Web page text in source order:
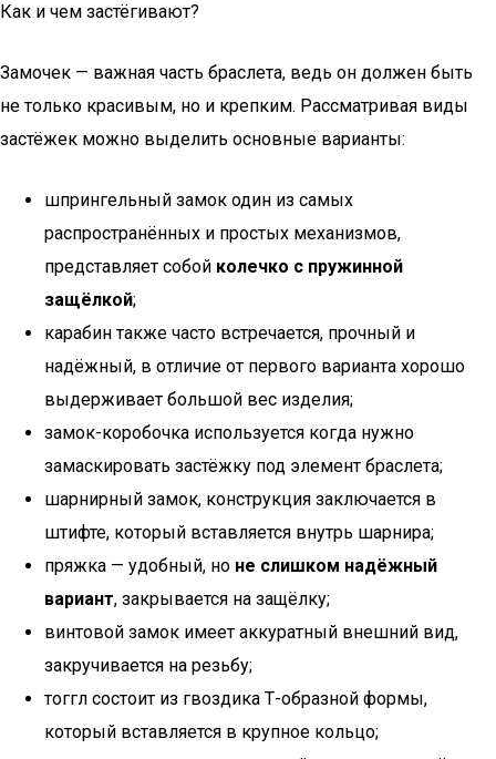
Как и чем застёгивают?
Замочек — важная часть браслета, ведь он должен быть
не только красивым, но и крепким. Рассматривая виды
застёжек можно выделить основные варианты:
шпрингельный замок один из самых
распространённых и простых механизмов,
представляет собой колечко с пружинной
защёлкой;
карабин также часто встречается, прочный и
надёжный, в отличие от первого варианта хорошо
выдерживает большой вес изделия;
замок-коробочка используется когда нужно
замаскировать застёжку под элемент браслета;
шарнирный замок, конструкция заключается в
штифте, который вставляется внутрь шарнира;
пряжка — удобный, но не слишком надёжный
вариант, закрывается на защёлку;
винтовой замок имеет аккуратный внешний вид,
закручивается на резьбу;
тоггл состоит из гвоздика Т-образной формы,
который вставляется в крупное кольцо;